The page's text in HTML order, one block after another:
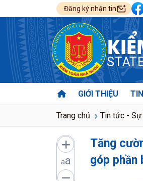
Đăng ký nhận tin
GIỚI THIỆU
Trang chủ Tin tức - Sự
aa
Tăng
góp phần